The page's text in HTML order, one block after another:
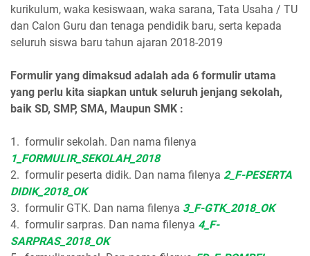
kurikulum, waka kesiswaan, waka sarana, Tata Usaha / TU
dan Calon Guru dan tenaga pendidik baru, serta kepada
seluruh siswa baru tahun ajaran 2018-2019
Formulir yang dimaksud adalah ada 6 formulir utama
yang perlu kita siapkan untuk seluruh jenjang sekolah,
baik SD, SMP, SMA, Maupun SMK :
1. formulir sekolah. Dan nama filenya
1_FORMULIR_SEKOLAH_2018
2. formulir peserta didik. Dan nama filenya 2_F-PESERTA
DIDIK_2018_OK
3. formulir GTK. Dan nama filenya 3_F-GTK_2018_OK
4. formulir sarpras. Dan nama filenya 4_F-
SARPRAS_2018_OK